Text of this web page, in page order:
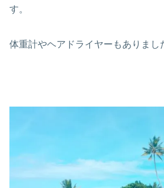
す。
体重計やヘアドライヤーもありまし